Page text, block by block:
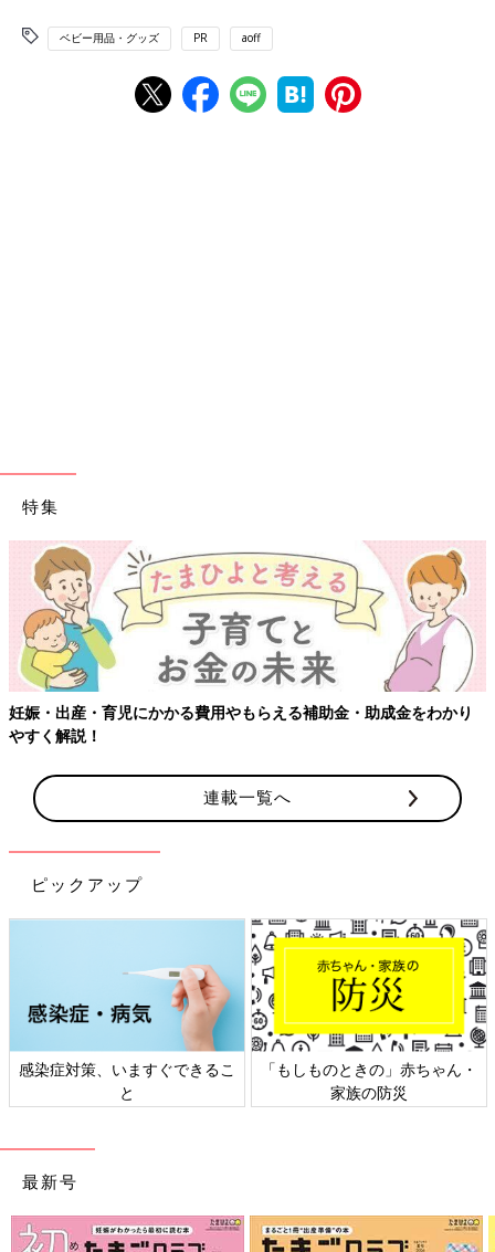
ベビー用品・グッズ PR aoff
特集
【ワクチン接種できるものも】妊婦の感染症対策、知っておいて！
連載一覧へ
ピックアップ
日本外来小児科学会リーフレッ
ト検討会
六星占術 細木かおりさんの人生
相談
最新号